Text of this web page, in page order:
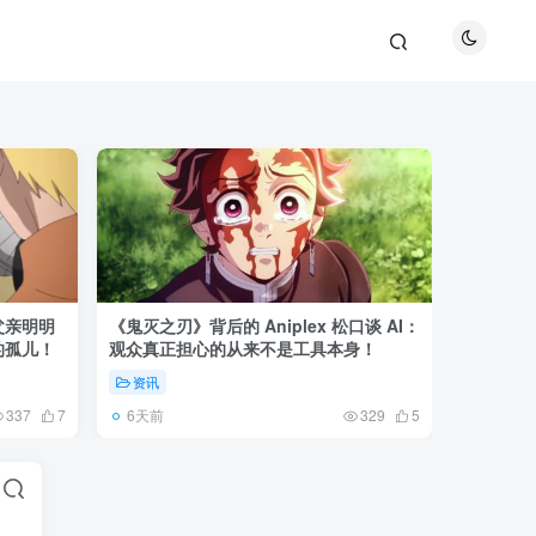
亲明明
儿！
337 7
《鬼灭之刃》背后的 Aniplex 松口谈 AI：
观众真正担心的从来不是工具本身！
资讯
6天前 329 5